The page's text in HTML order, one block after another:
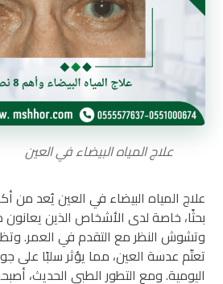
علاج المياه البيضاء في العين
علاج المياه البيضاء في العين يُعد من
بحثًا، خاصة لدى الأشخاص الذين
وتشوش النظر مع التقدم في العمر.
تعتّم عدسة العين، مما يؤثر سلبًا على
اليومية. ومع التطور الطبي الحديث،